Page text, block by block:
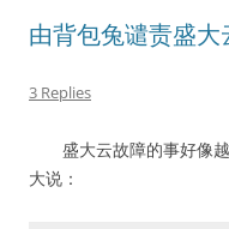
由背包兔谴责盛大
3 Replies
盛大云故障的事好像越
大说：